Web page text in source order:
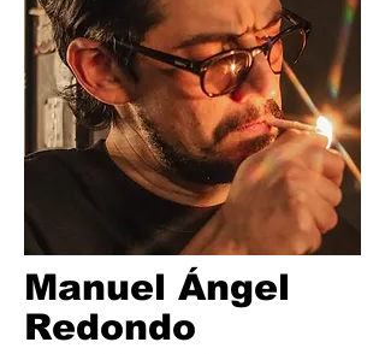
Manuel Ángel
Redondo